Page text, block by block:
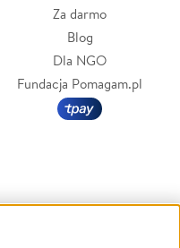
Za darmo
Blog
Dla NGO
Fundacja Pomagam.pl